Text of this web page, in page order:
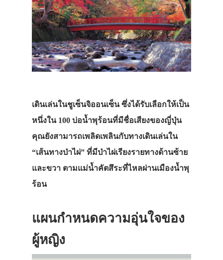
เดินเล่นในชูเซ็นจิออนเซ็น ซึ่งได้รับเลือกให้เป็น
หนึ่งใน 100 บ่อน้ำพุร้อนที่มีชื่อเสียงของญี่ปุ่น
คุณยังสามารถเพลิดเพลินกับทางเดินเล่นใน
“เส้นทางป่าไผ่” ที่มีป่าไผ่เรียงรายทางด้านซ้าย
และขวา ตามแม่น้ำคัตสึระที่ไหลผ่านเมืองน้ำพุ
ร้อน
แผนกำหนดความอุ่นใจของ
ผู้หญิง
ประเทศญี่ปุ่น
เที่ยวญี่ปุ่นด้ว
รถบัส
เดินทาง
ทัวร์